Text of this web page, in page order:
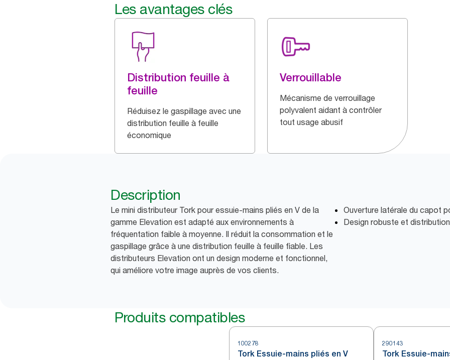
Les avantages clés
Distribution feuille à
feuille
Réduisez le gaspillage avec une
distribution feuille à feuille
économique
Verrouillable
Mécanisme de verrouillage
polyvalent aidant à contrôler
tout usage abusif
Description
Le mini distributeur Tork pour essuie-mains pliés en V de la
gamme Elevation est adapté aux environnements à
fréquentation faible à moyenne. Il réduit la consommation et le
gaspillage grâce à une distribution feuille à feuille fiable. Les
distributeurs Elevation ont un design moderne et fonctionnel,
qui améliore votre image auprès de vos clients.
Ouverture latérale du capot
Design robuste et
Produits compatibles
100278
Tork Essuie-mains pliés en V
290143
Tork Essuie-